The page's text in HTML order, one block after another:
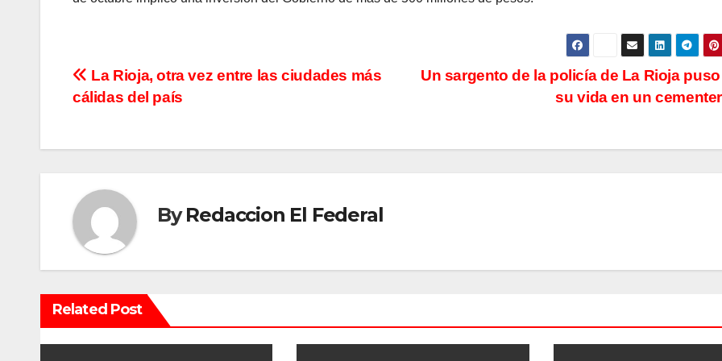
N
v
g
a
c
i
ó
Un sargento de la policía de La Rioja
su vida en un
La Rioja, otra vez entre las ciudades más
cálidas del país
ByRedaccion El Federal
Related Post